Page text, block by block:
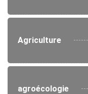
Agriculture
agroécologie